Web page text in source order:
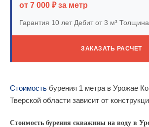
от 7 000 ₽ за метр
Гарантия 10 летДебит от 3 м³
ЗАКАЗАТЬ РАСЧЕТ
Стоимость бурения 1 метра в Урожае
Тверской области зависит от
Стоимость бурения скважины на воду в